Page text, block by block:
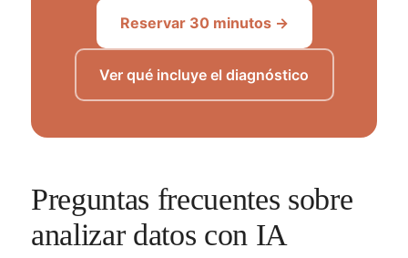
Reservar 30 minutos →
Ver qué incluye el diagnóstico
Preguntas frecuentes sobre
analizar datos con IA